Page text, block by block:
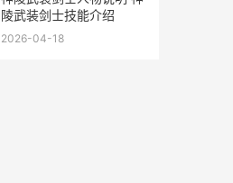
陵武装剑士技能介绍
2026-04-18